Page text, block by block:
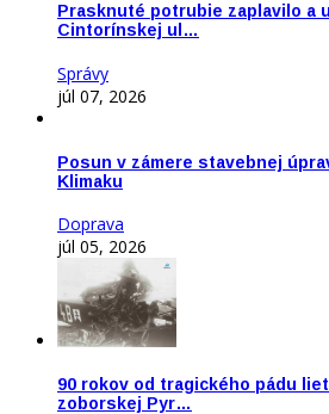
Prasknuté potrubie zaplavilo a
Cintorínskej ul…
Správy
júl 07, 2026
Posun v zámere stavebnej
Klimaku
Doprava
júl 05, 2026
90 rokov od tragického pádu
zoborskej Pyr…